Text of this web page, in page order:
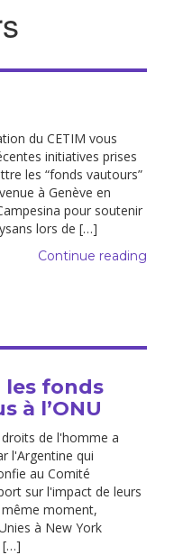
du CETIM vous
initiatives prises
les “fonds vautours”
à Genève en
pour soutenir
lors de […]
Continue reading
les fonds
à l’ONU
de l'homme a
l'Argentine qui
au Comité
sur l'impact de leurs
moment,
à New York
[…]